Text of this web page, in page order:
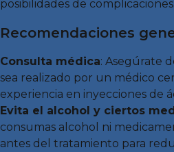
posibilidades de complicaciones.
Recomendaciones
Consulta médica: Asegúrate
sea realizado por un médico
experiencia en inyecciones de
Evita el alcohol y ciertos
consumas alcohol ni
antes del tratamiento para